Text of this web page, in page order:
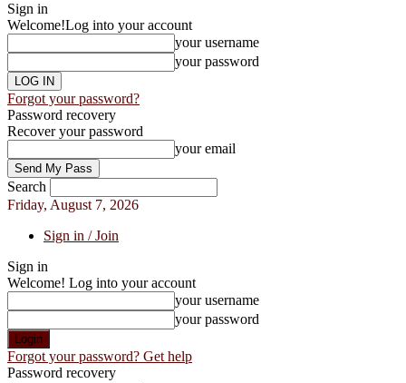
Sign in
Welcome!Log into your account
your username
your password
Forgot your password?
Password recovery
Recover your password
your email
Search
Friday, August 7, 2026
Sign in / Join
Sign in
Welcome! Log into your account
your username
your password
Forgot your password? Get help
Password recovery